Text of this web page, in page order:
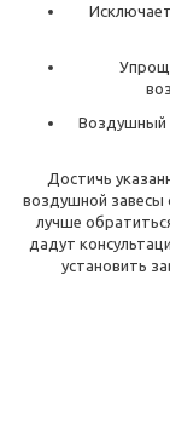
Воздушный
Достичь
воздушной завесы
лучше
дадут
установить